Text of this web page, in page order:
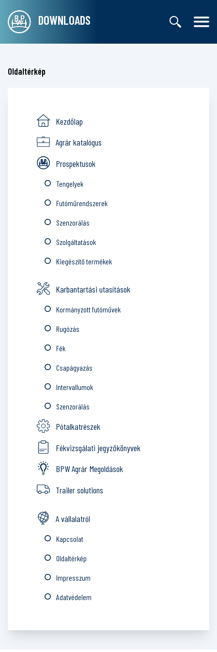
DOWNLOADS
Oldaltérkép
Kezdőlap
Agrár katalógus
Prospektusok
Tengelyek
Futóműrendszerek
Szenzorálás
Szolgáltatások
Kiegészítő termékek
Karbantartási utasítások
Kormányzott futóművek
Rugózás
Fék
Csapágyazás
Intervallumok
Szenzorálás
Pótalkatrészek
Fékvizsgálati jegyzőkönyvek
BPW Agrár Megoldások
Trailer solutions
A vállalatról
Kapcsolat
Oldaltérkép
Impresszum
Adatvédelem